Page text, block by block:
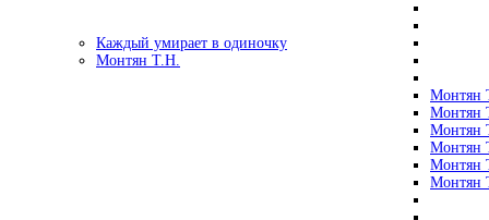
Каждый умирает в одиночку
Монтян Т.Н.
Монтян
Монтян
Монтян
Монтян
Монтян
Монтян